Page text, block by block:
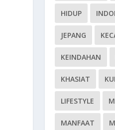
HIDUP
JEPANG
KEINDAHAN
KHASIAT
LIFESTYLE
MANFAAT